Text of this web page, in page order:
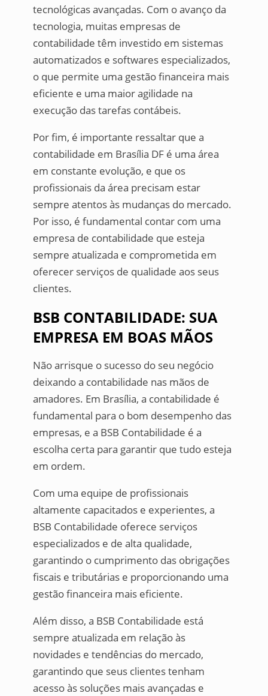
tecnológicas avançadas. Com o avanço da
tecnologia, muitas empresas de
contabilidade têm investido em sistemas
automatizados e softwares especializados,
o que permite uma gestão financeira mais
eficiente e uma maior agilidade na
execução das tarefas contábeis.
Por fim, é importante ressaltar que a
contabilidade em Brasília DF é uma área
em constante evolução, e que os
profissionais da área precisam estar
sempre atentos às mudanças do mercado.
Por isso, é fundamental contar com uma
empresa de contabilidade que esteja
sempre atualizada e comprometida em
oferecer serviços de qualidade aos seus
clientes.
BSB CONTABILIDADE: SUA
EMPRESA EM BOAS MÃOS
Não arrisque o sucesso do seu negócio
deixando a contabilidade nas mãos de
amadores. Em Brasília, a contabilidade é
fundamental para o bom desempenho das
empresas, e a BSB Contabilidade é a
escolha certa para garantir que tudo esteja
em ordem.
Com uma equipe de profissionais
altamente capacitados e experientes, a
BSB Contabilidade oferece serviços
especializados e de alta qualidade,
garantindo o cumprimento das obrigações
fiscais e tributárias e proporcionando uma
gestão financeira mais eficiente.
Além disso, a BSB Contabilidade está
sempre atualizada em relação às
novidades e tendências do mercado,
garantindo que seus clientes tenham
acesso às soluções mais avançadas e